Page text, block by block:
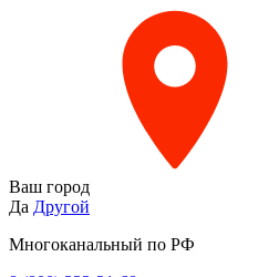
Ваш город
Да Другой
Многоканальный по РФ